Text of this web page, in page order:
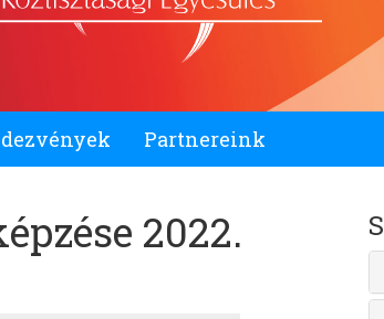
Partnereink
2022.